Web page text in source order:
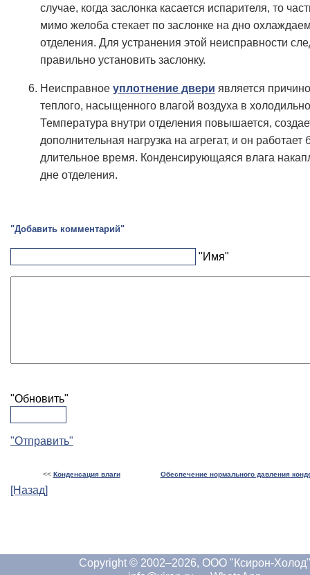
случае, когда заслонка касается испарителя, то
мимо желоба стекает по заслонке на дно
отделения. Для устранения этой неисправности
правильно установить заслонку.
Неисправное уплотнение двери является
теплого, насыщенного влагой воздуха в
Температура внутри отделения повышается,
дополнительная нагрузка на агрегат, и он работает
длительное время. Конденсирующаяся влага
дне отделения.
"Добавить комментарий"
"Имя"
"Обновить"
"Отправить"
<< Конденсация влаги Обеспечение нормального давления
[Назад]
Copyright © 2002–2026, ООО "Ксирон-Холод"